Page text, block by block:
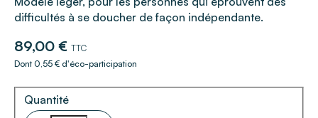
difficultés à se doucher de façon indépendante.
89,00 € TTC
Dont 0,55 € d'éco-participation
Quantité